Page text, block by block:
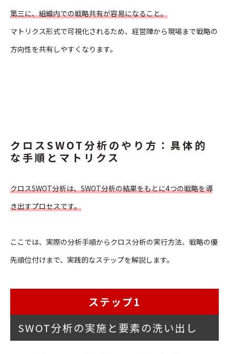
第三に、組織内での戦略共有が容易になること。
マトリクス形式で可視化されるため、経営陣から現場まで戦略の
方向性を共有しやすくなります。
クロスSWOT分析のやり方：具体的
な手順とマトリクス
クロスSWOT分析は、SWOT分析の結果をもとに4つの戦略を導
き出すプロセスです。
ここでは、実際の分析手順からクロス分析の実行方法、戦略の優
先順位付けまで、実践的なステップを解説します。
ステップ1
SWOT分析の実施と要素の洗い出し